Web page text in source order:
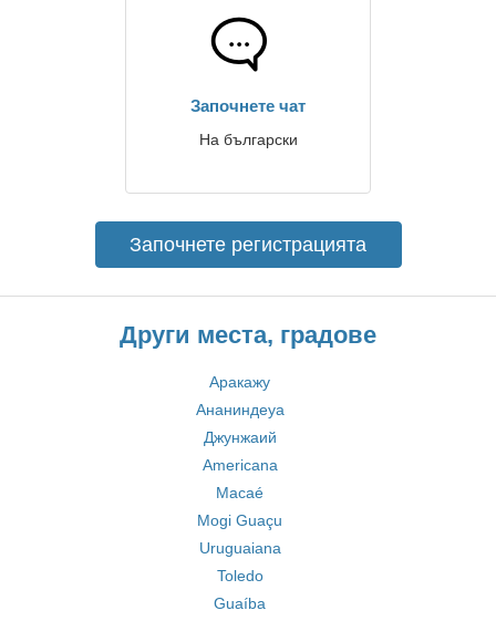
Започнете чат
На български
Започнете регистрацията
Други места, градове
Аракажу
Ананиндеуа
Джунжаий
Americana
Macaé
Mogi Guaçu
Uruguaiana
Toledo
Guaíba